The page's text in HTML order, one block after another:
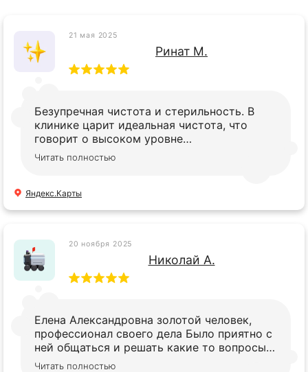
21 мая 2025
Ринат М.
Безупречная чистота и стерильность. В
клинике царит идеальная чистота, что
говорит о высоком уровне
ответственности. Чувствуется, что здесь
Читать полностью
Яндекс.Карты
20 ноября 2025
Николай А.
Елена Александровна золотой человек,
профессионал своего дела Было приятно с
ней общаться и решать какие то вопросы
Спасибо вашей клинике!
Читать полностью